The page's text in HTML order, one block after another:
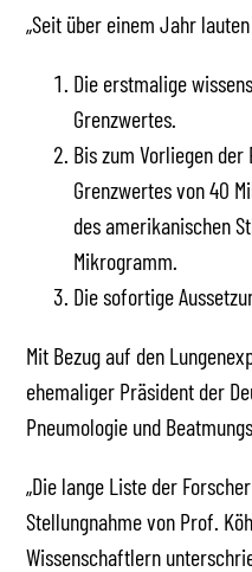
„Seit über einem Jahr
Die erstmalige
Grenzwertes.
Bis zum Vorliegen der
Grenzwertes von 40
des amerikanischen
Mikrogramm.
Die sofortige
Mit Bezug auf den
ehemaliger Präsident der
Pneumologie und
„Die lange Liste der
Stellungnahme von Prof.
Wissenschaftlern